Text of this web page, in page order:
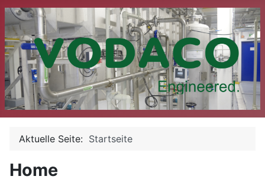
Aktuelle Seite: Startseite
Home